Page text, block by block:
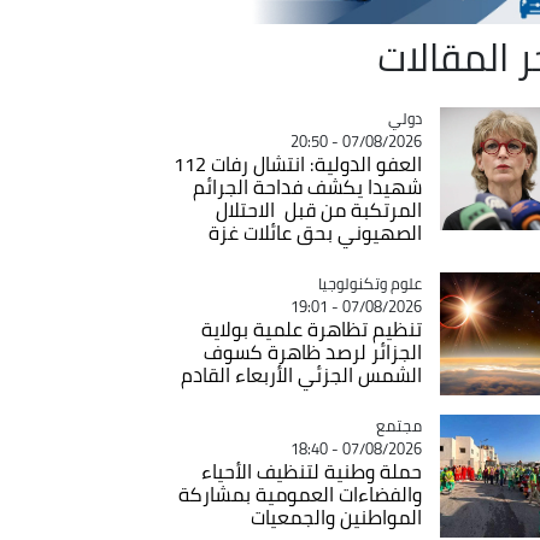
المقالات
Catégorie
دولي
07/08/2026 - 20:50
العفو الدولية: انتشال رفات 112
شهيدا يكشف فداحة الجرائم
المرتكبة من قبل الاحتلال
الصهيوني بحق عائلات غزة
Catégorie
علوم وتكنولوجيا
07/08/2026 - 19:01
تنظيم تظاهرة علمية بولاية
الجزائر لرصد ظاهرة كسوف
الشمس الجزئي الأربعاء القادم
Catégorie
مجتمع
07/08/2026 - 18:40
حملة وطنية لتنظيف الأحياء
والفضاءات العمومية بمشاركة
المواطنين والجمعيات